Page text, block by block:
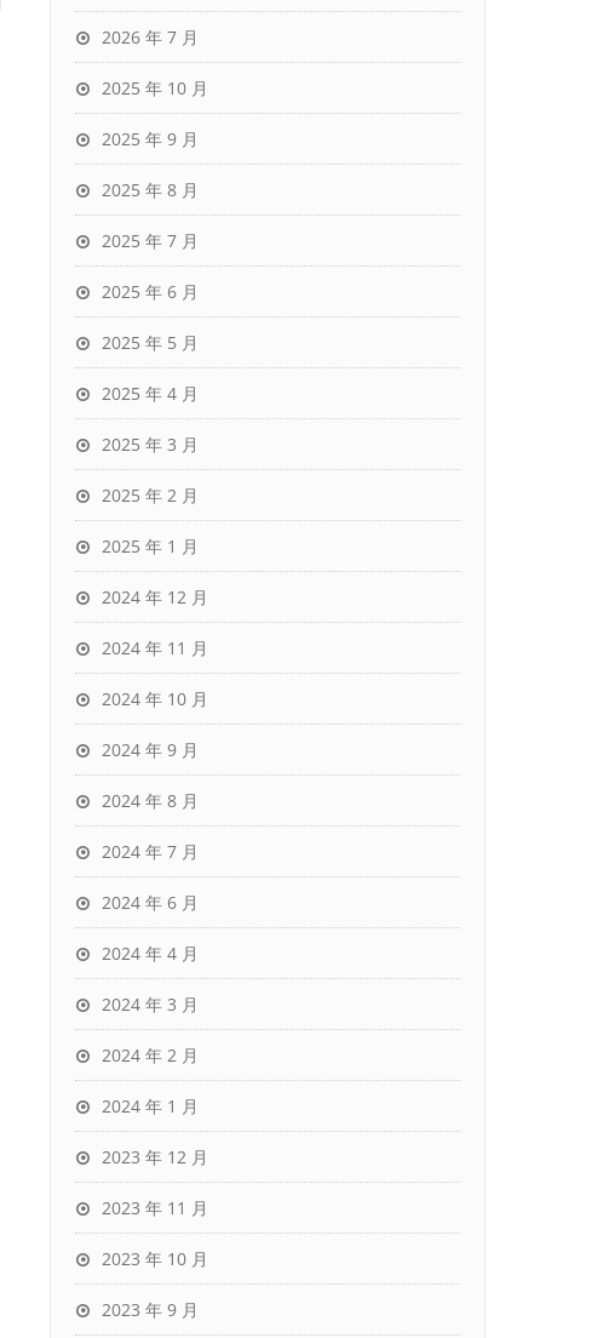
2026 年 7 月
2025 年 10 月
2025 年 9 月
2025 年 8 月
2025 年 7 月
2025 年 6 月
2025 年 5 月
2025 年 4 月
2025 年 3 月
2025 年 2 月
2025 年 1 月
2024 年 12 月
2024 年 11 月
2024 年 10 月
2024 年 9 月
2024 年 8 月
2024 年 7 月
2024 年 6 月
2024 年 4 月
2024 年 3 月
2024 年 2 月
2024 年 1 月
2023 年 12 月
2023 年 11 月
2023 年 10 月
2023 年 9 月